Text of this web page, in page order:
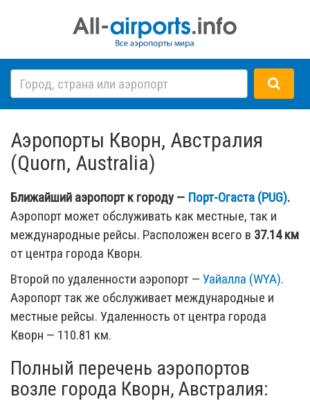
Аэропорты Кворн, Австралия
(Quorn, Australia)
Ближайший аэропорт к городу — Порт-Огаста (PUG).
Аэропорт может обслуживать как местные, так и
международные рейсы. Расположен всего в 37.14 км
от центра города Кворн.
Второй по удаленности аэропорт — Уайалла (WYA).
Аэропорт так же обслуживает международные и
местные рейсы. Удаленность от центра города
Кворн — 110.81 км.
Полный перечень аэропортов
возле города Кворн, Австралия: